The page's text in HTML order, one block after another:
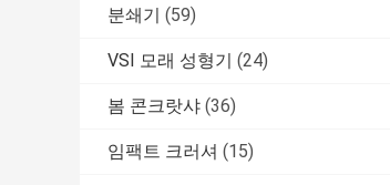
분쇄기 (59)
VSI 모래 성형기 (24)
봄 콘크랏샤 (36)
임팩트 크러셔 (15)